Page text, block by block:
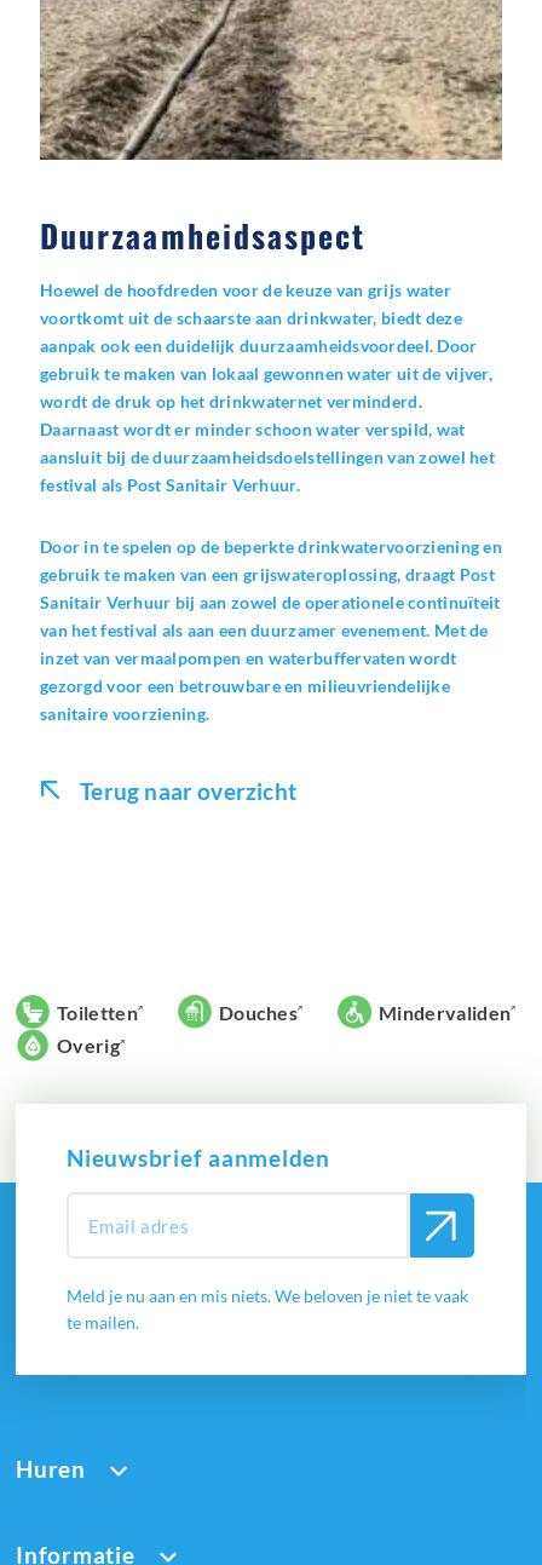
Duurzaamheidsaspect
Hoewel de hoofdreden voor de keuze van grijs water
voortkomt uit de schaarste aan drinkwater, biedt deze
aanpak ook een duidelijk duurzaamheidsvoordeel. Door
gebruik te maken van lokaal gewonnen water uit de vijver,
wordt de druk op het drinkwaternet verminderd.
Daarnaast wordt er minder schoon water verspild, wat
aansluit bij de duurzaamheidsdoelstellingen van zowel het
festival als Post Sanitair Verhuur.
Door in te spelen op de beperkte drinkwatervoorziening en
gebruik te maken van een grijswateroplossing, draagt Post
Sanitair Verhuur bij aan zowel de operationele continuïteit
van het festival als aan een duurzamer evenement. Met de
inzet van vermaalpompen en waterbuffervaten wordt
gezorgd voor een betrouwbare en milieuvriendelijke
sanitaire voorziening.
Terug naar overzicht
Toiletten Douches
Mindervaliden
Overig
Huren
Informatie
Nieuwsbrief aanmelden
Meld je nu aan en mis niets. We beloven je niet te vaak
te mailen.